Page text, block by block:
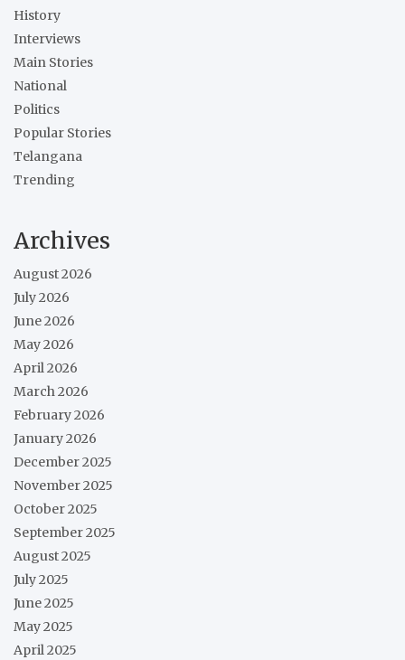
History
Interviews
Main Stories
National
Politics
Popular Stories
Telangana
Trending
Archives
August 2026
July 2026
June 2026
May 2026
April 2026
March 2026
February 2026
January 2026
December 2025
November 2025
October 2025
September 2025
August 2025
July 2025
June 2025
May 2025
April 2025